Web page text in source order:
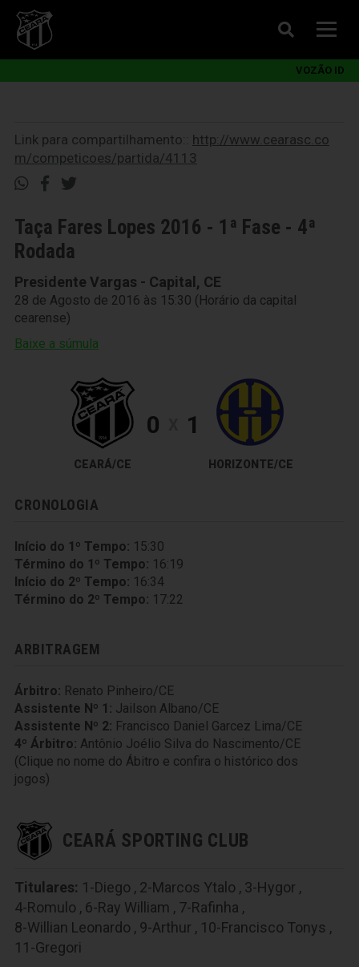
VOZÃO ID
Link para compartilhamento:: http://www.cearasc.co
m/competicoes/partida/4113
Taça Fares Lopes 2016 - 1ª Fase - 4ª
Rodada
Presidente Vargas - Capital, CE
28 de Agosto de 2016 às 15:30 (Horário da capital
cearense)
Baixe a súmula
CEARÁ/CE
0 1
HORIZONTE/CE
CRONOLOGIA
Início do 1º Tempo: 15:30
Término do 1º Tempo: 16:19
Início do 2º Tempo: 16:34
Término do 2º Tempo: 17:22
ARBITRAGEM
Árbitro: Renato Pinheiro/CE
Assistente Nº 1: Jailson Albano/CE
Assistente Nº 2: Francisco Daniel Garcez Lima/CE
4º Árbitro: Antônio Joélio Silva do Nascimento/CE
(Clique no nome do Ábitro e confira o histórico dos
jogos)
CEARÁ SPORTING CLUB
Titulares: 1-Diego , 2-Marcos Ytalo , 3-Hygor ,
4-Romulo , 6-Ray William , 7-Rafinha ,
8-Willian Leonardo , 9-Arthur , 10-Francisco Tonys ,
11-Gregori